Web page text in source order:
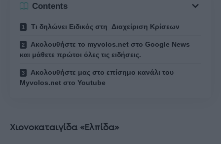
Contents
Τι δηλώνει Ειδικός στη Διαχείριση Κρίσεων
Ακολουθήστε το myvolos.net στο Google News
και μάθετε πρώτοι όλες τις ειδήσεις.
Ακολουθήστε μας στο επίσημο κανάλι του
Myvolos.net στο Youtube
Χιονοκαταιγίδα «Ελπίδα»